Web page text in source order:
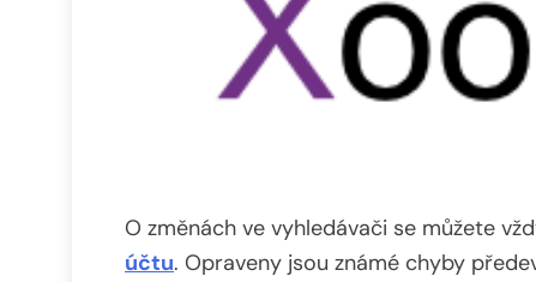
O změnách ve vyhledávači se můžete
účtu. Opraveny jsou známé chyby